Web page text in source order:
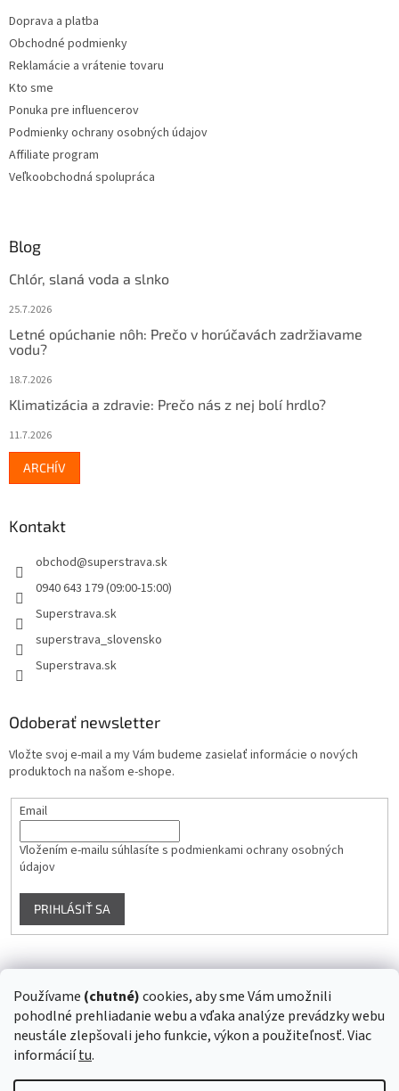
Používame (chutné)cookies, aby sme Vám umožnili
pohodlné prehliadanie webu a vďaka analýze prevádzky webu
neustále zlepšovali jeho funkcie, výkon a použiteľnosť. Viac
informáciítu.
i
Doprava a platba
Obchodné podmienky
Reklamácie a vrátenie tovaru
Kto sme
Ponuka pre influencerov
Podmienky ochrany osobných údajov
Affiliate program
Veľkoobchodná spolupráca
Blog
Chlór, slaná voda a slnko
25.7.2026
Letné opúchanie nôh: Prečo v horúčavách zadržiavame
vodu?
18.7.2026
Klimatizácia a zdravie: Prečo nás z nej bolí hrdlo?
11.7.2026
ARCHÍV
Kontakt
obchod@superstrava.sk
0940 643 179 (09:00-15:00)
Superstrava.sk
superstrava_slovensko
Superstrava.sk
Odoberať newsletter
Vložte svoj e-mail a my Vám budeme zasielať informácie o nových
produktoch na našom e-shope.
Email
Vložením e-mailu súhlasíte s podmienkami ochrany osobných
údajov
PRIHLÁSIŤ SA
Sledovať na Instagrame